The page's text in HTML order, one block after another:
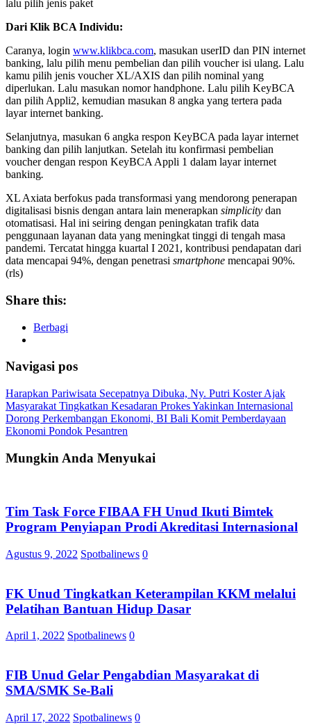
lalu pilih jenis paket
Dari Klik BCA Individu:
Caranya, login www.klikbca.com, masukan userID dan PIN internet
banking, lalu pilih menu pembelian dan pilih voucher isi ulang. Lalu
kamu pilih jenis voucher XL/AXIS dan pilih nominal yang
diperlukan. Lalu masukan nomor handphone. Lalu pilih KeyBCA
dan pilih Appli2, kemudian masukan 8 angka yang tertera pada
layar internet banking.
Selanjutnya, masukan 6 angka respon KeyBCA pada layar internet
banking dan pilih lanjutkan. Setelah itu konfirmasi pembelian
voucher dengan respon KeyBCA Appli 1 dalam layar internet
banking.
XL Axiata berfokus pada transformasi yang mendorong penerapan
digitalisasi bisnis dengan antara lain menerapkan simplicity dan
otomatisasi. Hal ini seiring dengan peningkatan trafik data
penggunaan layanan data yang meningkat tinggi di tengah masa
pandemi. Tercatat hingga kuartal I 2021, kontribusi pendapatan dari
data mencapai 94%, dengan penetrasi smartphone mencapai 90%.
(rls)
Share this:
Berbagi
Navigasi pos
Harapkan Pariwisata Secepatnya Dibuka, Ny. Putri Koster Ajak
Masyarakat Tingkatkan Kesadaran Prokes Yakinkan Internasional
Dorong Perkembangan Ekonomi, BI Bali Komit Pemberdayaan
Ekonomi Pondok Pesantren
Mungkin Anda Menyukai
Tim Task Force FIBAA FH Unud Ikuti Bimtek
Program Penyiapan Prodi Akreditasi Internasional
Agustus 9, 2022 Spotbalinews 0
FK Unud Tingkatkan Keterampilan KKM melalui
Pelatihan Bantuan Hidup Dasar
April 1, 2022 Spotbalinews 0
FIB Unud Gelar Pengabdian Masyarakat di
SMA/SMK Se-Bali
April 17, 2022 Spotbalinews 0